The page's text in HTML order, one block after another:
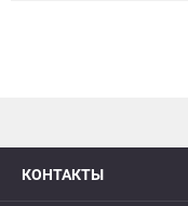
КОНТАКТЫ